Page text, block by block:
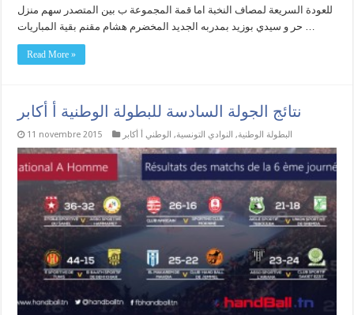
للعودة السريعة لمصاف النخبة اما قمة المجموعة ب بين المتصدر سهم منزل
Read More »
نتائج الجولة السادسة للبطولة الوطنية أ أكابر
11 novembre 2015 البطولة الوطنية, النوادي التونسية, الوطني أ أكابر